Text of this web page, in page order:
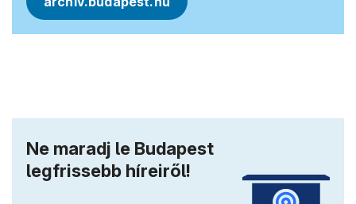
Ne maradj le Budapest
legfrissebb híreiről!